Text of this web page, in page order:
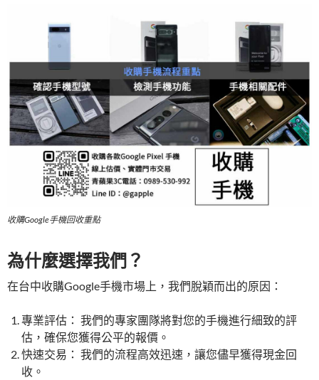
收購Google手機回收重點
為什麼選擇我們？
在台中收購Google手機市場上，我們脫穎而出的原因：
專業評估： 我們的專家團隊將對您的手機進行細致的評
估，確保您獲得公平的報價。
快速交易： 我們的流程高效迅速，讓您儘早獲得現金回
收。